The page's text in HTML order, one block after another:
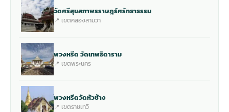
วัดศรีสุขสถาพรราษฎร์ศรัทธาธรรม
📍 เขตคลองสามวา
พวงหรีด วัดเทพธิดาราม
📍 เขตพระนคร
พวงหรีดวัดหัวช้าง
📍 เขตราชเทวี